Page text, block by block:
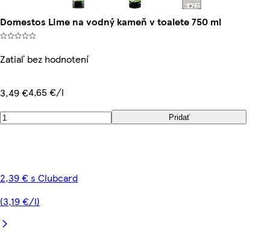
Domestos Lime na vodný kameň v toalete 750 ml
Zatiaľ bez hodnotení
3,49 €4,65 €/l
Pridať
2,39 € s Clubcard
(3,19 €/l)